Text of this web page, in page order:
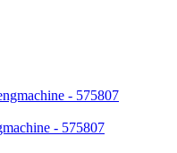
- 575807